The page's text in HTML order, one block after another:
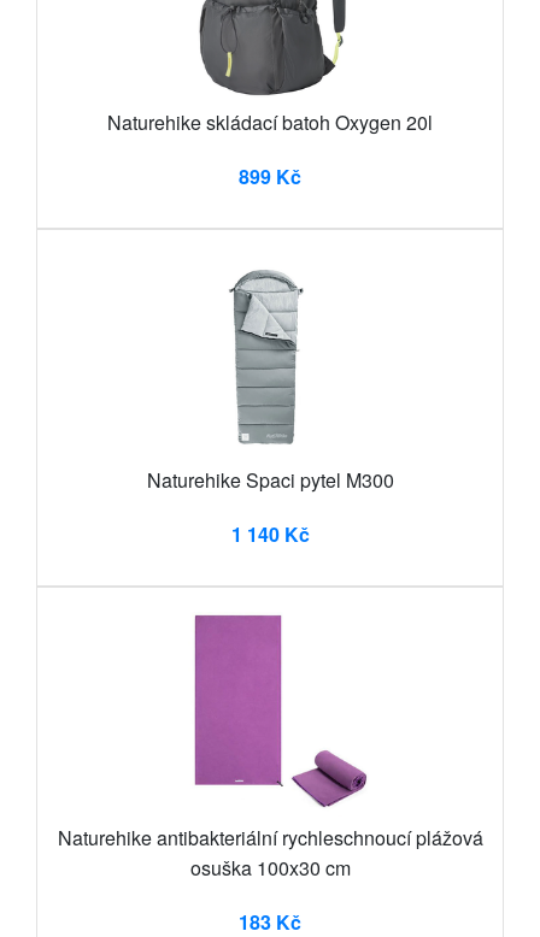
Naturehike skládací batoh Oxygen 20l
899 Kč
Naturehike Spaci pytel M300
1 140 Kč
Naturehike antibakteriální rychleschnoucí plážová
osuška 100x30 cm
183 Kč